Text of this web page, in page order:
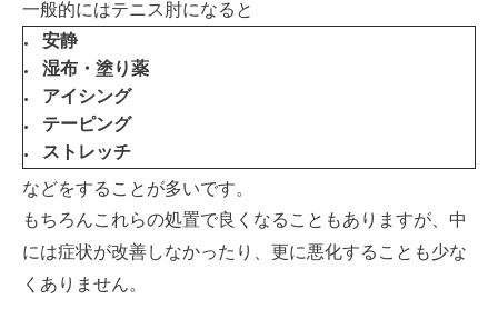
一般的にはテニス肘になると
安静
湿布・塗り薬
アイシング
テーピング
ストレッチ
などをすることが多いです。
もちろんこれらの処置で良くなることもありますが、 中
には症状が改善しなかったり、更に悪化することも少な
くありません。